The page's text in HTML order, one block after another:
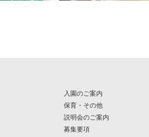
入園のご案内
保育・その他
説明会のご案内
募集要項